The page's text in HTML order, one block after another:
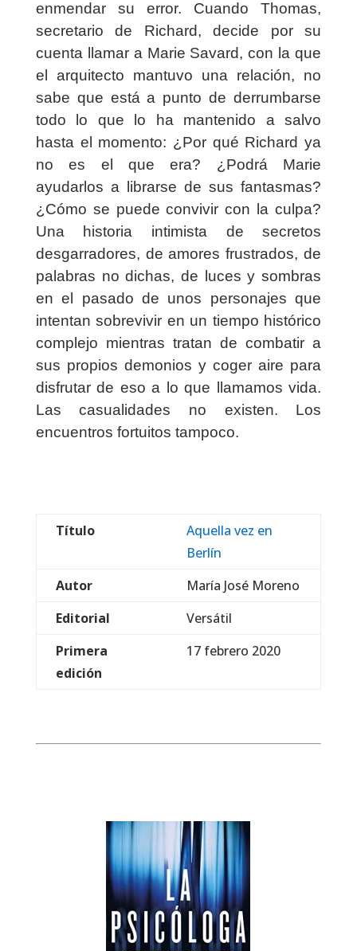
enmendar su error. Cuando Thomas,
secretario de Richard, decide por su
cuenta llamar a Marie Savard, con la que
el arquitecto mantuvo una relación, no
sabe que está a punto de derrumbarse
todo lo que lo ha mantenido a salvo
hasta el momento: ¿Por qué Richard ya
no es el que era? ¿Podrá Marie
ayudarlos a librarse de sus fantasmas?
¿Cómo se puede convivir con la culpa?
Una historia intimista de secretos
desgarradores, de amores frustrados, de
palabras no dichas, de luces y sombras
en el pasado de unos personajes que
intentan sobrevivir en un tiempo histórico
complejo mientras tratan de combatir a
sus propios demonios y coger aire para
disfrutar de eso a lo que llamamos vida.
Las casualidades no existen. Los
encuentros fortuitos tampoco.
Título
Aquella vez en
Berlín
Autor
María José Moreno
Editorial
Versátil
Primera
edición
17 febrero 2020